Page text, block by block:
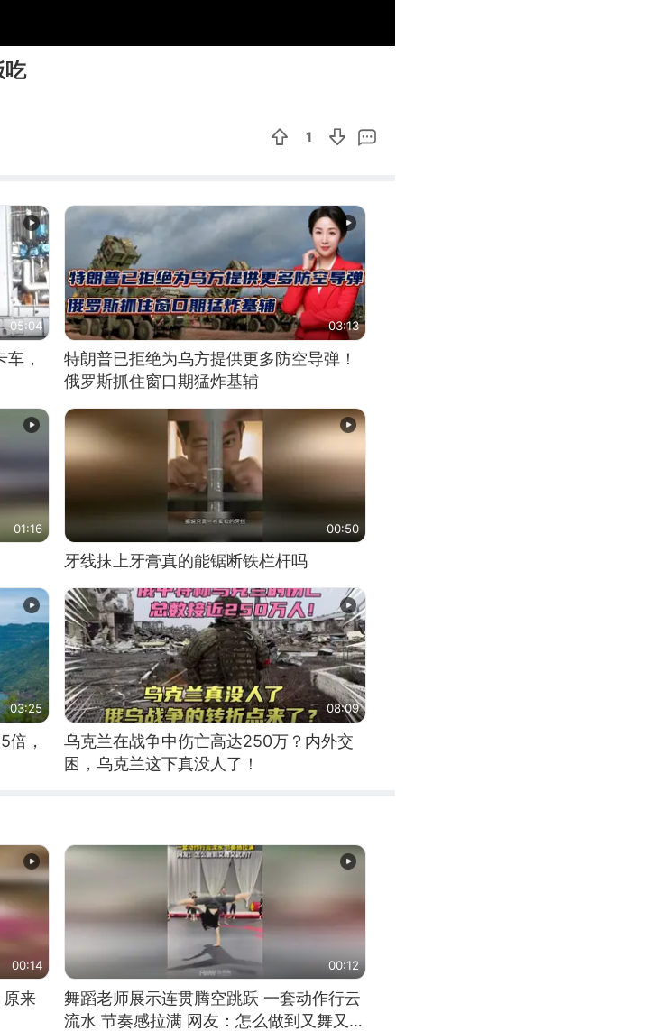
吃
1
05:04
，
03:13
特朗普已拒绝为乌方提供更多防空导弹！
俄罗斯抓住窗口期猛炸基辅
01:16 00:50
牙线抹上牙膏真的能锯断铁栏杆吗
03:25
倍，
08:09
乌克兰在战争中伤亡高达250万？内外交
困，乌克兰这下真没人了！
00:14
来
00:12
舞蹈老师展示连贯腾空跳跃 一套动作行云
流水 节奏感拉满 网友：怎么做到又舞又武